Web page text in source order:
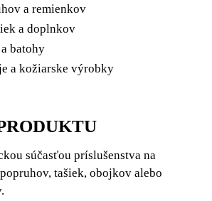
a remienkov
a doplnkov
batohy
a kožiarske výrobky
súčasťou príslušenstva na
tašiek, obojkov alebo